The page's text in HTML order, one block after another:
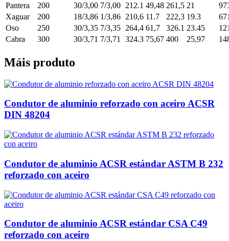
Pantera
200 30/3,00 7/3,00 212.1 49,48 261,5 21
Xaguar
200 18/3,86 1/3,86 210,6 11.7 222,3 19.3
Oso
250 30/3,35 7/3,35 264,4 61,7 326.1 23.45
Cabra
300 30/3,71 7/3,71 324.3 75,67 400 25,97
Máis produto
Condutor de aluminio reforzado con aceiro ACSR
DIN 48204
Condutor de aluminio ACSR estándar ASTM B 232
reforzado con aceiro
Condutor de aluminio ACSR estándar CSA C49
reforzado con aceiro